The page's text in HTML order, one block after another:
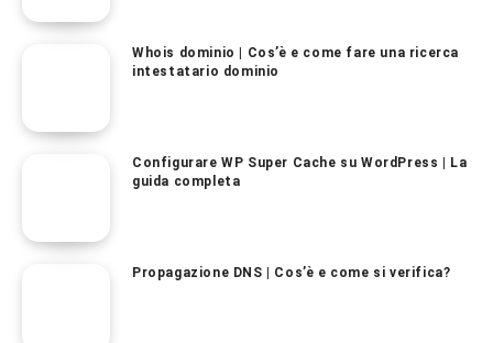
Whois dominio | Cos’è e come fare una ricerca
intestatario dominio
Configurare WP Super Cache su WordPress | La
guida completa
Propagazione DNS | Cos’è e come si verifica?